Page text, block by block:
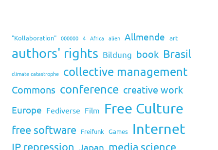
"Kollaboration" 000000 4 Africa alien Allmende art
authors' rights Bildung book Brasil
climate catastrophe collective management
Commons conference creative work
Europe Fediverse Film Free Culture
free software Freifunk Games Internet
IP repression Japan media science